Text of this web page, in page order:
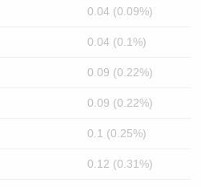
0.04 (0.09%)
0.04 (0.1%)
0.09 (0.22%)
0.09 (0.22%)
0.1 (0.25%)
0.12 (0.31%)